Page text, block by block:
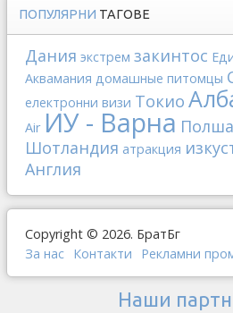
ПОПУЛЯРНИ ТАГОВЕ
Дания экстрем закинтос
Аквамания домашные питомцы
електронни визи Токио
Air ИУ - Варна Полша
Шотландия атракция
Англия
Copyright © 2026. БратБг
За нас Контакти Рекламни
Наши